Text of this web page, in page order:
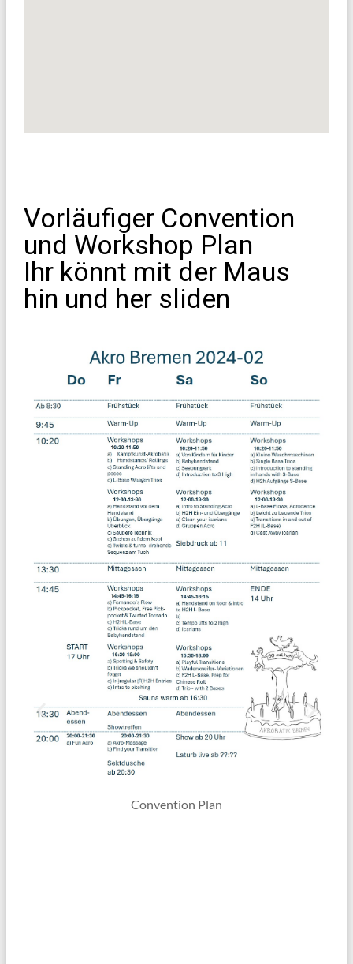
Vorläufiger Convention
und Workshop Plan
Ihr könnt mit der Maus
hin und her sliden
Workshops Thursday